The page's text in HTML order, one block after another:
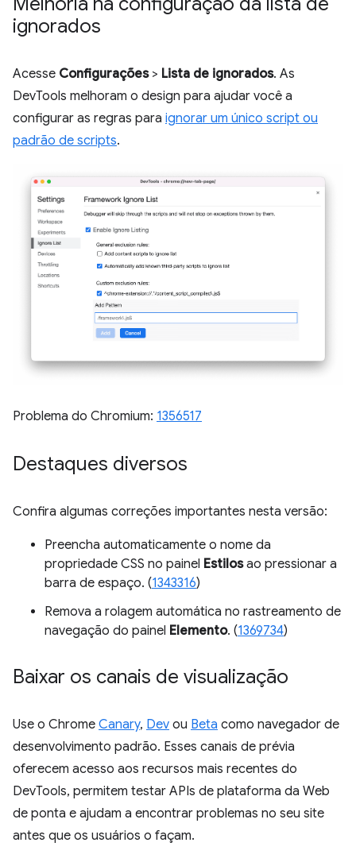
ignorados
Acesse Configurações> Lista de ignorados. As
DevTools melhoram o design para ajudar você a
configurar as regras para ignorar um único script ou
padrão de scripts.
Problema do Chromium: 1356517
Destaques diversos
Confira algumas correções importantes nesta versão:
Preencha automaticamente o nome da
propriedade CSS no painel Estilosao pressionar a
barra de espaço. (1343316)
Remova a rolagem automática no rastreamento de
navegação do painel Elemento. (1369734)
Baixar os canais de visualização
Use o Chrome Canary, Dev ou Beta como navegador de
desenvolvimento padrão. Esses canais de prévia
oferecem acesso aos recursos mais recentes do
DevTools, permitem testar APIs de plataforma da Web
de ponta e ajudam a encontrar problemas no seu site
antes que os usuários o façam.